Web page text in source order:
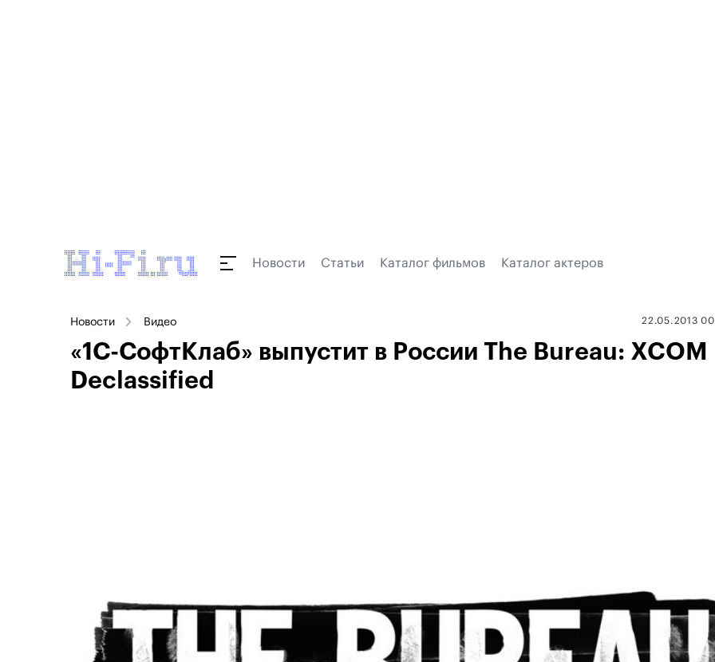
Новости Статьи Каталог фильмов Каталог актеров
Новости Видео 22.05.2013
«1С-СофтКлаб» выпустит в России The Bureau: XCOM
Declassified